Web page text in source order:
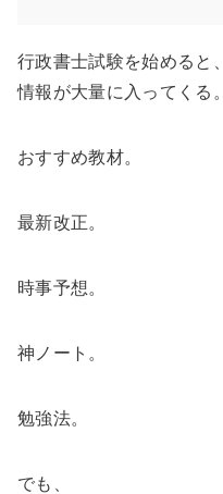
行政書士試験を始めると、
情報が大量に入ってくる。
おすすめ教材。
最新改正。
時事予想。
神ノート。
勉強法。
でも、